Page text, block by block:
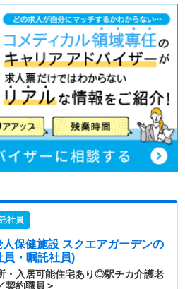
社員
保健施設 スクエアガーデンの
・嘱託社員)
・入居可能住宅あり◎駅チカ介護老
契約職員＞